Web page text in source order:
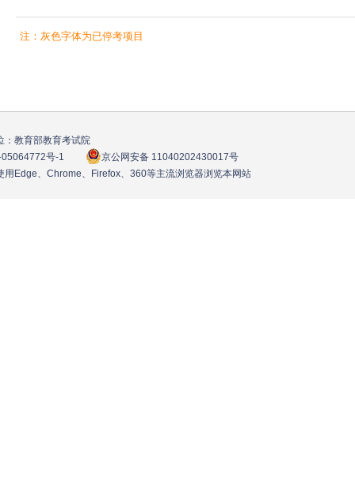
注：灰色字体为已停考项目
：教育部教育考试院
05064772号-1
京公网安备 11040202430017号
用Edge、Chrome、Firefox、360等主流浏览器浏览本网站